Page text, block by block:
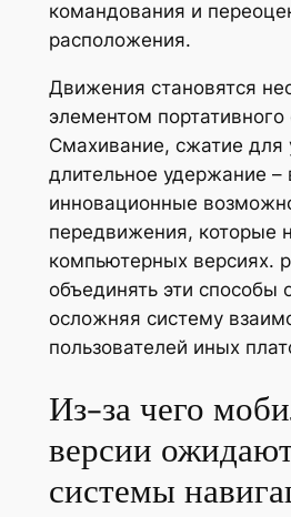
командования и
расположения.
Движения становятся
элементом
Смахивание, сжатие для
длительное удержание –
инновационные
передвижения, которые
компьютерных версиях.
объединять эти способы
осложняя систему
пользователей иных
Из-за чего
версии
системы